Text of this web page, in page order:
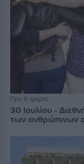
Πριν 8 ημέρες
30 Ιουλίου -
των ανθρώπινων